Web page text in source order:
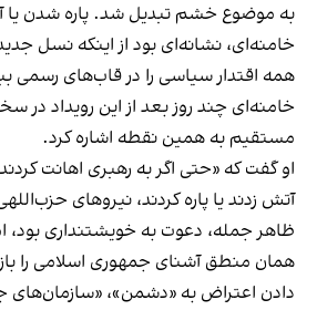
به موضوع خشم تبدیل شد. پاره شدن
خامنه‌ای، نشانه‌ای بود از اینکه نسل
همه اقتدار سیاسی را در قاب‌های رسمی
خامنه‌ای چند روز بعد از این رویداد در
مستقیم به همین نقطه اشاره کرد.
او گفت که «حتی اگر به رهبری اهانت
آتش زدند یا پاره کردند، نیروهای
ظاهر جمله، دعوت به خویشتنداری بود،
همان منطق آشنای جمهوری اسلامی را
دادن اعتراض به «دشمن»،